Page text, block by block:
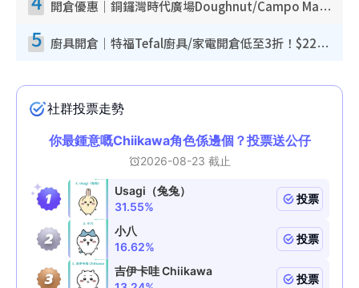
開倉優惠｜銅鑼灣時代廣場Doughnut/Campo Marzio開倉低至1折！背囊、書包、手袋劈價$200起
5 廚具開倉｜特福Tefal廚具/家電開倉低至3折！$220起買平底鍋/炒鑊/湯煲！電飯煲/吸塵機/燙斗$418起